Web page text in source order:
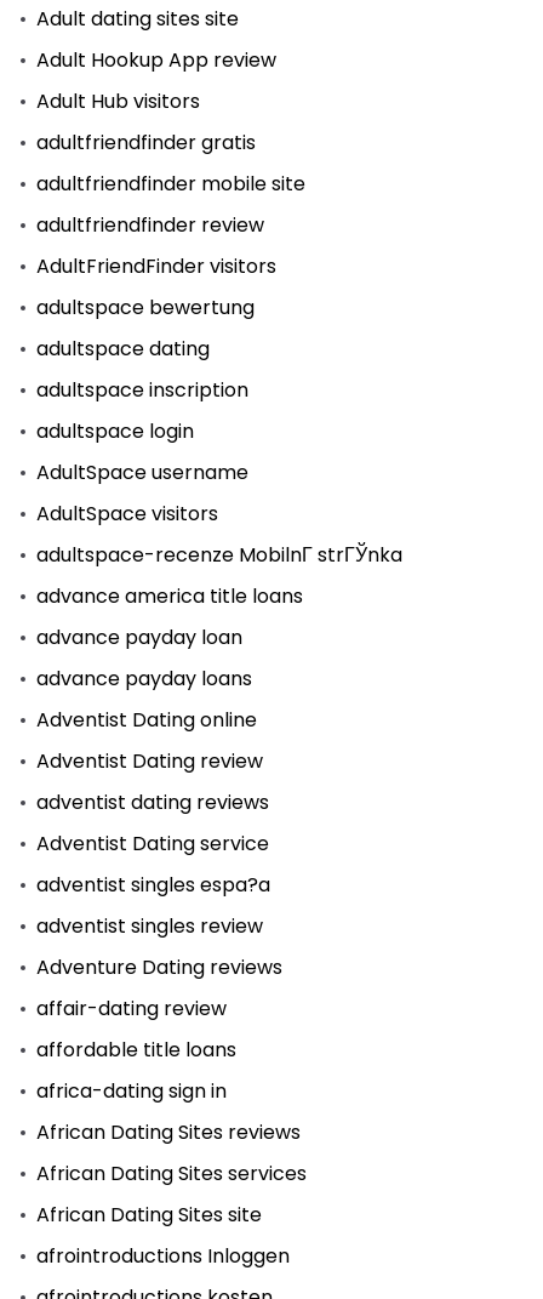
Adult dating sites site
Adult Hookup App review
Adult Hub visitors
adultfriendfinder gratis
adultfriendfinder mobile site
adultfriendfinder review
AdultFriendFinder visitors
adultspace bewertung
adultspace dating
adultspace inscription
adultspace login
AdultSpace username
AdultSpace visitors
adultspace-recenze MobilnГ­ strГЎnka
advance america title loans
advance payday loan
advance payday loans
Adventist Dating online
Adventist Dating review
adventist dating reviews
Adventist Dating service
adventist singles espa?a
adventist singles review
Adventure Dating reviews
affair-dating review
affordable title loans
africa-dating sign in
African Dating Sites reviews
African Dating Sites services
African Dating Sites site
afrointroductions Inloggen